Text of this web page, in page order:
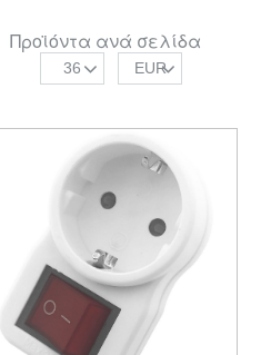
Προϊόντα ανά σελίδα
36 EUR